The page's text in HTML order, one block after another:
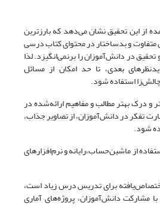
از این تحقیق نشان می‌دهد که بارزترین
و بدساختار در محتوای کتاب درسی
در دانش‌آموزان را بر‌نمی‌انگیزد. لذا
بعدی، تا حد ‌امکان از مسائل
استفاده شود.
و درک بهتر مطالب و مفاهیم ارائه‌شده در
تفکر در دانش‌آموزان، از تصاویر جذاب،
شود.
از ماشین‌حساب،رایانه و نرم‌افزارهای
برای تدریس درس زیاد است،
دانش‌آموزان، پروژه‌های آماری